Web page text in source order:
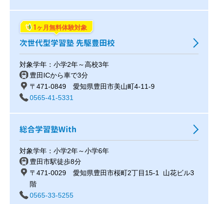
1 ヶ月無料体験対象
次世代型学習塾 先駆豊田校
対象学年：小学2年～高校3年
豊田ICから車で3分
〒471-0849 愛知県豊田市美山町4-11-9
0565-41-5331
総合学習塾With
対象学年：小学2年～小学6年
豊田市駅徒歩8分
〒471-0029 愛知県豊田市桜町2丁目15-1 山花ビル3
階
0565-33-5255